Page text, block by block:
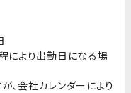
により出勤日になる場
、会社カレンダーにより